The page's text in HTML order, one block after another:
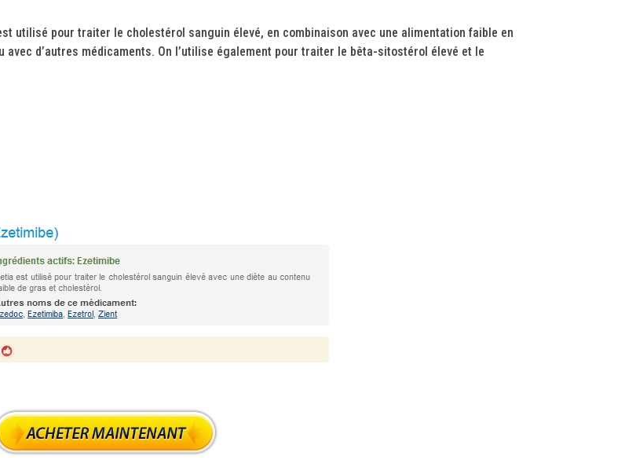
utilisé pour traiter le cholestérol sanguin élevé, en combinaison avec une alimentation faible en
d’autres médicaments. On l’utilise également pour traiter le bêta-sitostérol élevé et le